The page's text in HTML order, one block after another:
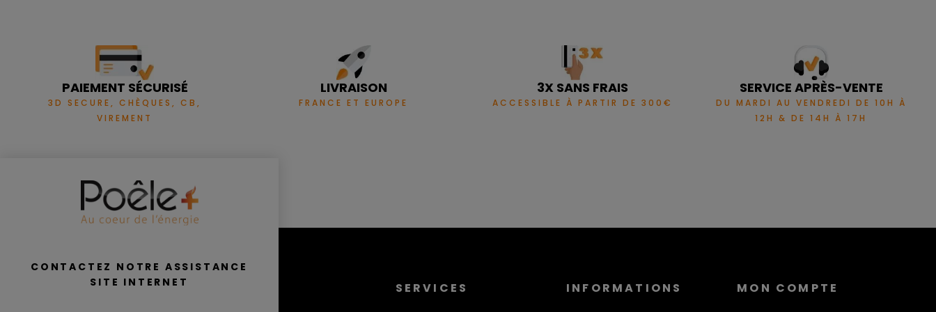
PAIEMENT SÉCURISÉ
3D SECURE, CHÈQUES, CB,
VIREMENT
LIVRAISON
FRANCE ET EUROPE
3X SANS FRAIS
ACCESSIBLE À PARTIR DE 300€
SERVICE APRÈS-VENTE
DU MARDI AU VENDREDI DE 10H À
12H & DE 14H À 17H
CONTACTEZ NOTRE ASSISTANCE
SITE INTERNET
SERVICES INFORMATIONS MON COMPTE